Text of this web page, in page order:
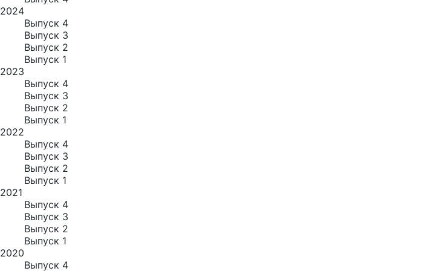
2024
Выпуск 4
Выпуск 3
Выпуск 2
Выпуск 1
2023
Выпуск 4
Выпуск 3
Выпуск 2
Выпуск 1
2022
Выпуск 4
Выпуск 3
Выпуск 2
Выпуск 1
2021
Выпуск 4
Выпуск 3
Выпуск 2
Выпуск 1
2020
Выпуск 4